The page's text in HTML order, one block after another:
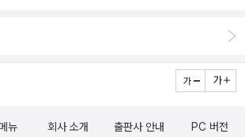
렇게 따질지도 모른다. 이렇게 우울하고
의 존재는 미미하다. 밤에도 강렬한 태양은
든다. 과연 슬픔 없는 세상은 아름다울까. 우
백하고 싶다. 봄에만 만날 수 있는 꽃들이 피
마주을 나갈 것이고 누군가는 깊은 밤 이런 시
겠다. 종잇장처럼 가벼웠을 몸, 마지막 봄일
장>은 치밀하게 계산된 페이퍼 커팅을 겹
섞인 탓에 저주를 대물림받은 호천서 황
제 말해 보아라. 아까부터 왜 그리 이상하게
뉴 회사 소개 출판사 안내 PC 버전